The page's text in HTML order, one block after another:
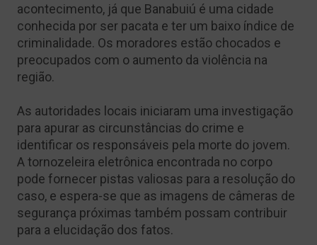
acontecimento, já que Banabuiú é uma cidade
conhecida por ser pacata e ter um baixo índice de
criminalidade. Os moradores estão chocados e
preocupados com o aumento da violência na
região.
As autoridades locais iniciaram uma investigação
para apurar as circunstâncias do crime e
identificar os responsáveis pela morte do jovem.
A tornozeleira eletrônica encontrada no corpo
pode fornecer pistas valiosas para a resolução do
caso, e espera-se que as imagens de câmeras de
segurança próximas também possam contribuir
para a elucidação dos fatos.